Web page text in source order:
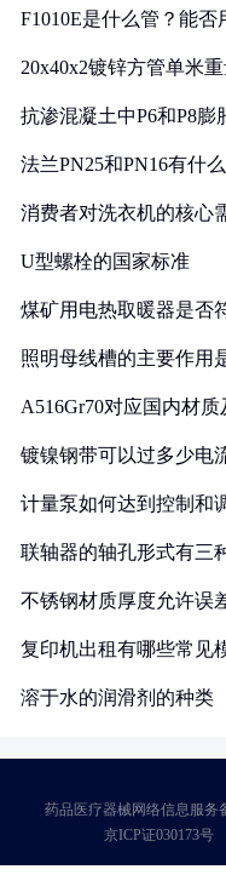
F1010E是什么管？能否
20x40x2镀锌方管单米
抗渗混凝土中P6和P8膨
法兰PN25和PN16有什
消费者对洗衣机的核心
U型螺栓的国家标准
煤矿用电热取暖器是否
照明母线槽的主要作用
A516Gr70对应国内材
镀镍钢带可以过多少电
计量泵如何达到控制和
联轴器的轴孔形式有三
不锈钢材质厚度允许误
复印机出租有哪些常见
溶于水的润滑剂的种类
药品医疗器械网络信息服务
京ICP证030173号